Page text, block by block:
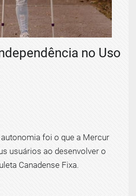
no Uso
foi o que a Mercur
usuários ao desenvolver o
Canadense Fixa.